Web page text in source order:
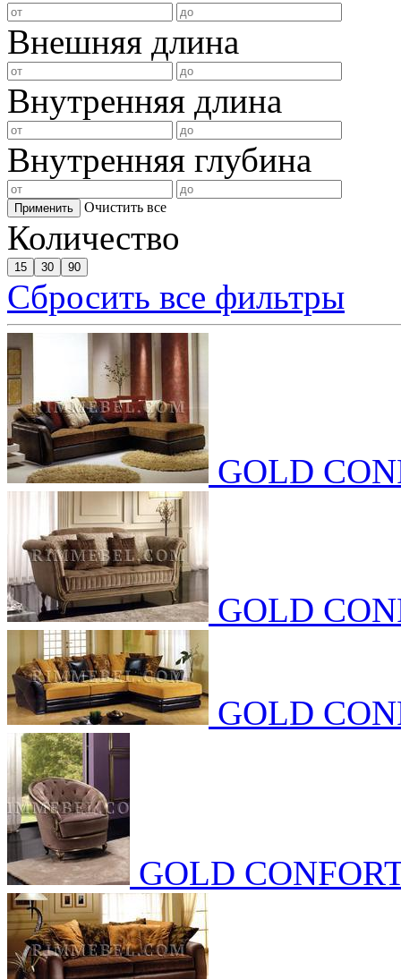
Внешняя длина
Внутренняя длина
Внутренняя глубина
Применить Очистить все
Количество
15 30 90
Сбросить все фильтры
GOLD
GOLD
GOLD
GOLD